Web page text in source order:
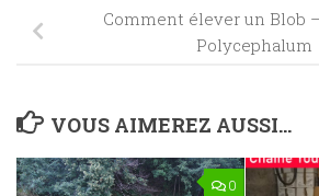
Comment élever un Blob
Polycephalum
VOUS AIMEREZ AUSSI...
0